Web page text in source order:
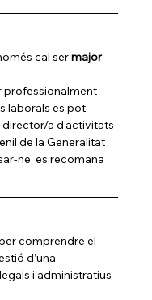
cal ser major
professionalment
laborals es pot
a d’activitats
de la Generalitat
ne, es recomana
comprendre el
d’una
i administratius